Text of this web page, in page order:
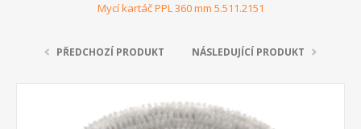
Mycí kartáč PPL 360 mm 5.511.2151
PŘEDCHOZÍ PRODUKT NÁSLEDUJÍCÍ PRODUKT